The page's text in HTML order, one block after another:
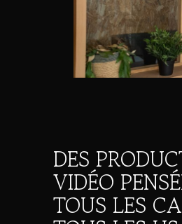
DES
VIDÉO
TOUS LES